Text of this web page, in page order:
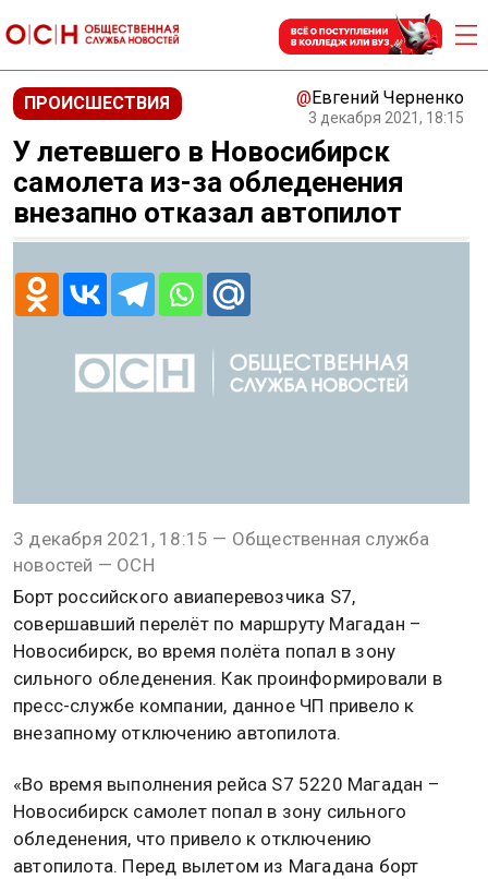
ПРОИСШЕСТВИЯ @Евгений Черненко
3 декабря 2021, 18:15
У летевшего в Новосибирск
самолета из-за обледенения
внезапно отказал автопилот
3 декабря 2021, 18:15 — Общественная служба
новостей — ОСН
Борт российского авиаперевозчика S7,
совершавший перелёт по маршруту Магадан –
Новосибирск, во время полёта попал в зону
сильного обледенения. Как проинформировали в
пресс-службе компании, данное ЧП привело к
внезапному отключению автопилота.
«Во время выполнения рейса S7 5220 Магадан –
Новосибирск самолет попал в зону сильного
обледенения, что привело к отключению
автопилота. Перед вылетом из Магадана борт